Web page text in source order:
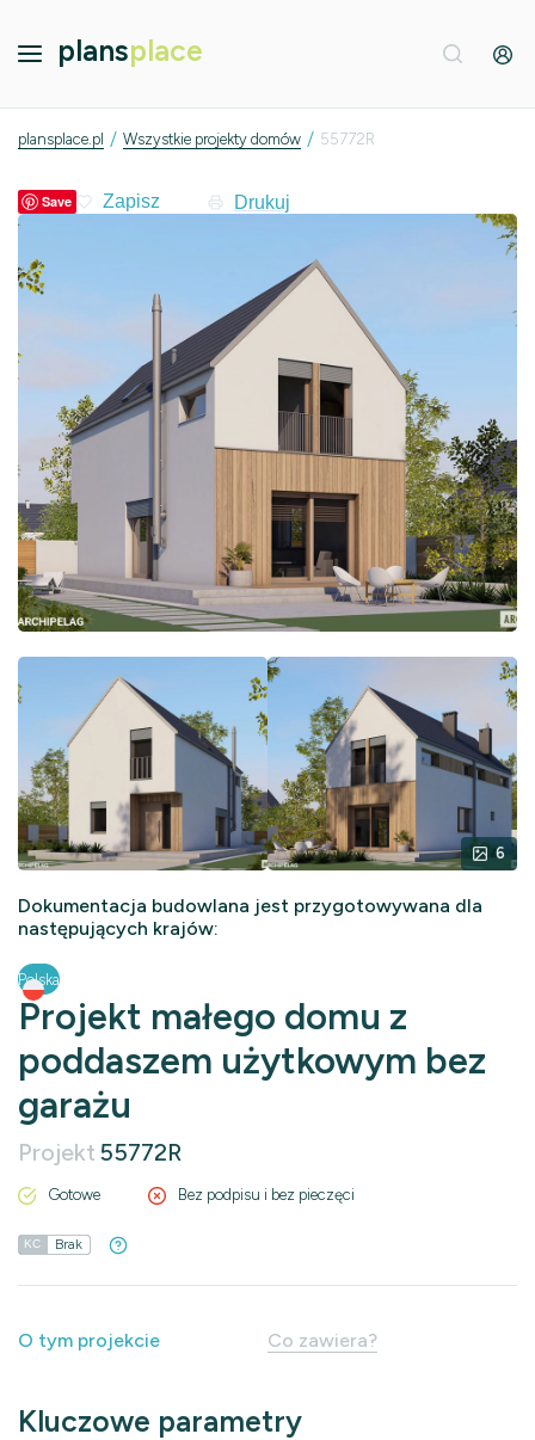
plansplace
plansplace.pl / Wszystkie projekty domów / 55772R
Save Drukuj
6
Dokumentacja budowlana jest przygotowywana dla
następujących krajów:
Polska
Projekt małego domu z
poddaszem użytkowym bez
garażu
Projekt 55772R
Gotowe Bez podpisu i bez pieczęci
KC Brak
O tym projekcie Co zawiera?
Kluczowe parametry